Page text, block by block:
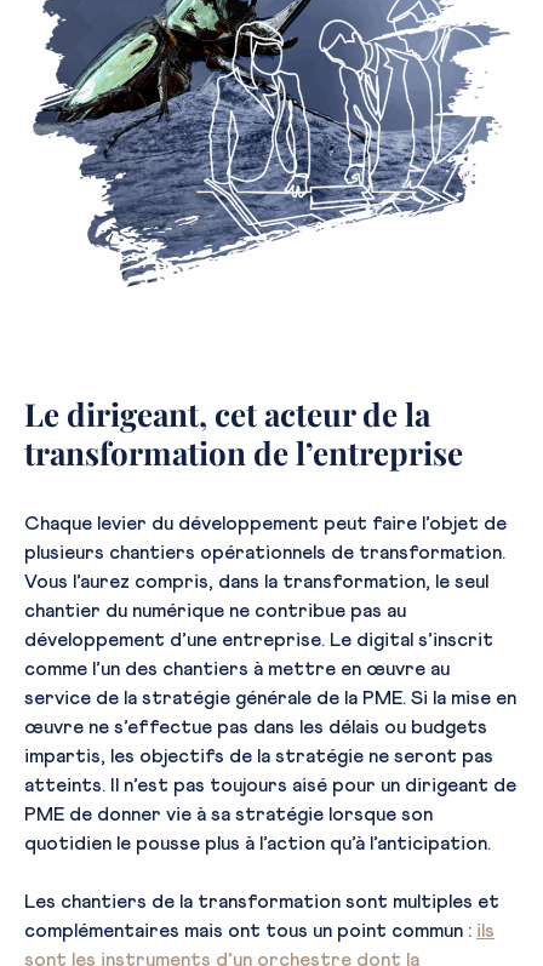
Le dirigeant, cet acteur de la
transformation de l’entreprise
Chaque levier du développement peut faire l’objet de
plusieurs chantiers opérationnels de transformation.
Vous l’aurez compris, dans la transformation, le seul
chantier du numérique ne contribue pas au
développement d’une entreprise. Le digital s’inscrit
comme l’un des chantiers à mettre en œuvre au
service de la stratégie générale de la PME. Si la mise en
œuvre ne s’effectue pas dans les délais ou budgets
impartis, les objectifs de la stratégie ne seront pas
atteints. Il n’est pas toujours aisé pour un dirigeant de
PME de donner vie à sa stratégie lorsque son
quotidien le pousse plus à l’action qu’à l’anticipation.
Les chantiers de la transformation sont multiples et
complémentaires mais ont tous un point commun : ils
sont les instruments d’un orchestre dont la